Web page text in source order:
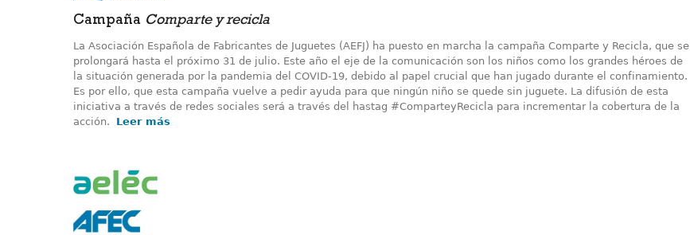
Campaña Comparte y recicla
La Asociación Española de Fabricantes de Juguetes (AEFJ) ha puesto en marcha la campaña Comparte y Recicla, que se
prolongará hasta el próximo 31 de julio. Este año el eje de la comunicación son los niños como los grandes héroes de
la situación generada por la pandemia del COVID-19, debido al papel crucial que han jugado durante el confinamiento.
Es por ello, que esta campaña vuelve a pedir ayuda para que ningún niño se quede sin juguete. La difusión de esta
iniciativa a través de redes sociales será a través del hastag #ComparteyRecicla para incrementar la cobertura de la
acción. Leer más